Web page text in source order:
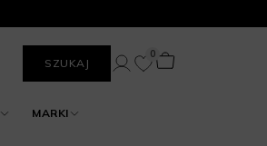
SZUKAJ
MARKI
0